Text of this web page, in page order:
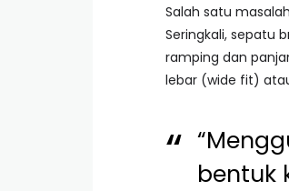
Salah satu
Seringkali, sepatu
ramping dan
lebar (wide fit)
bentuk